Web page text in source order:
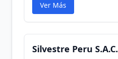
Ver Más
Silvestre Peru S.A.C.